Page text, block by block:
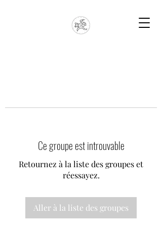
Ce groupe est introuvable
Retournez à la liste des groupes et
réessayez.
Aller à la liste des groupes